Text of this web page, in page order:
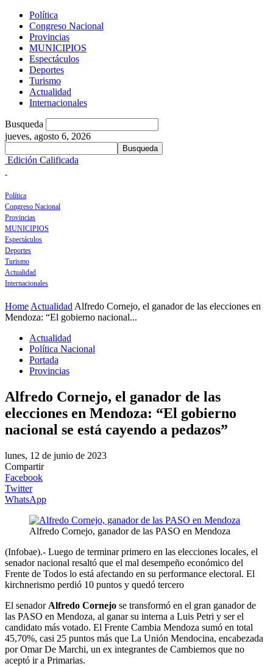
Política
Congreso Nacional
Provincias
MUNICIPIOS
Espectáculos
Deportes
Turismo
Actualidad
Internacionales
Busqueda
jueves, agosto 6, 2026
Edición Calificada
Política
Congreso Nacional
Provincias
MUNICIPIOS
Espectáculos
Deportes
Turismo
Actualidad
Internacionales
Home Actualidad Alfredo Cornejo, el ganador de las elecciones en
Mendoza: “El gobierno nacional...
Actualidad
Política Nacional
Portada
Provincias
Alfredo Cornejo, el ganador de las
elecciones en Mendoza: “El gobierno
nacional se está cayendo a pedazos”
lunes, 12 de junio de 2023
Compartir
Facebook
Twitter
WhatsApp
Alfredo Cornejo, ganador de las PASO en Mendoza
(Infobae).- Luego de terminar primero en las elecciones locales, el
senador nacional resaltó que el mal desempeño económico del
Frente de Todos lo está afectando en su performance electoral. El
kirchnerismo perdió 10 puntos y quedó tercero
El senador Alfredo Cornejo se transformó en el gran ganador de
las PASO en Mendoza, al ganar su interna a Luis Petri y ser el
candidato más votado. El Frente Cambia Mendoza sumó en total
45,70%, casi 25 puntos más que La Unión Mendocina, encabezada
por Omar De Marchi, un ex integrantes de Cambiemos que no
aceptó ir a Primarias.